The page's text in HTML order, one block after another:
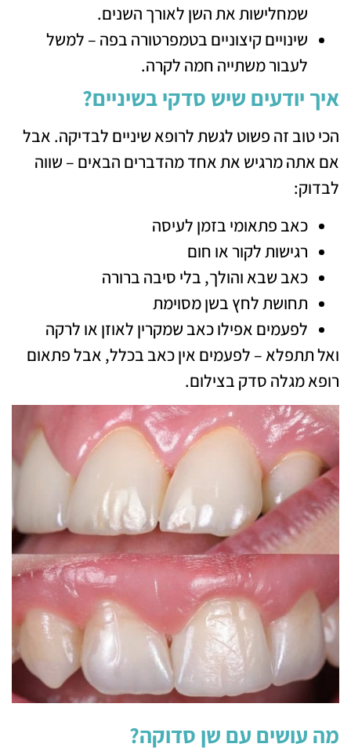
שמחלישות את השן לאורך השנים.
שינויים קיצוניים בטמפרטורה בפה – למשל
לעבור משתייה חמה לקרה.
איך יודעים שיש סדקי בשיניים?
הכי טוב זה פשוט לגשת לרופא שיניים לבדיקה. אבל
אם אתה מרגיש את אחד מהדברים הבאים – שווה
לבדוק:
כאב פתאומי בזמן לעיסה
רגישות לקור או חום
כאב שבא והולך, בלי סיבה ברורה
תחושת לחץ בשן מסוימת
לפעמים אפילו כאב שמקרין לאוזן או לרקה
ואל תתפלא – לפעמים אין כאב בכלל, אבל פתאום
רופא מגלה סדק בצילום.
מה עושים עם שן סדוקה?